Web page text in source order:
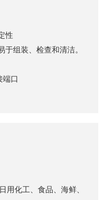
性
于组装、检查和清洁。
端口
用化工、食品、海鲜、